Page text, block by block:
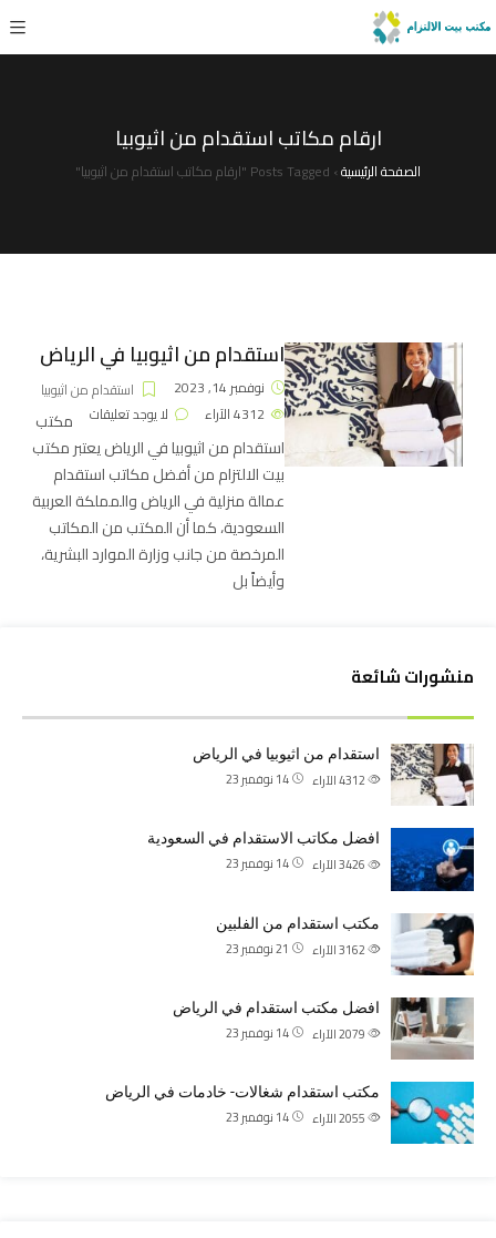
ارقام مكاتب استقدام من اثيوبيا
الصفحة الرئيسية› Posts Tagged "ارقام مكاتب استقدام من اثيوبيا"
استقدام من اثيوبيا في الرياض
نوفمبر 14, 2023
استقدام من اثيوبيا
لا يوجد تعليقات
الآراء
مكتب
استقدام من اثيوبيا في الرياض يعتبر مكتب
بيت الالتزام من أفضل مكاتب استقدام
عمالة منزلية في الرياض والمملكة العربية
السعودية، كما أن المكتب من المكاتب
المرخصة من جانب وزارة الموارد البشرية،
وأيضاً بل
منشورات شائعة
استقدام من اثيوبيا في الرياض
14 نوفمبر 23 الآراء
افضل مكاتب الاستقدام في السعودية
14 نوفمبر 23 الآراء
مكتب استقدام من الفلبين
21 نوفمبر 23 الآراء
افضل مكتب استقدام في الرياض
14 نوفمبر 23 الآراء
مكتب استقدام شغالات- خادمات في الرياض
14 نوفمبر 23 الآراء